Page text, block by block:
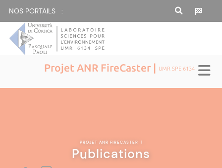
NOS PORTAILS :
Projet ANR FireCaster | UMR SPE 6134
PROJET ANR FIRECASTER |
Publications